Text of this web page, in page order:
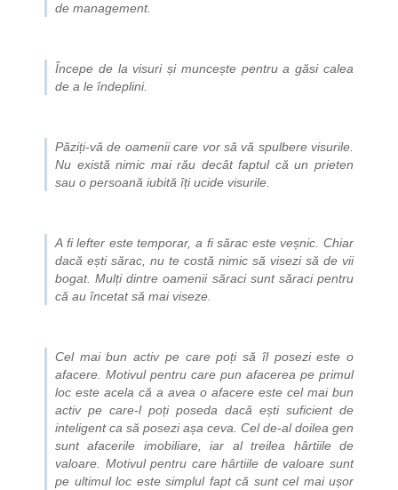
de management.
Începe de la visuri și muncește pentru a găsi calea
de a le îndeplini.
Păziți-vă de oamenii care vor să vă spulbere visurile.
Nu există nimic mai rău decât faptul că un prieten
sau o persoană iubită îți ucide visurile.
A fi lefter este temporar, a fi sărac este veșnic. Chiar
dacă ești sărac, nu te costă nimic să visezi să de vii
bogat. Mulți dintre oamenii săraci sunt săraci pentru
că au încetat să mai viseze.
Cel mai bun activ pe care poți să îl posezi este o
afacere. Motivul pentru care pun afacerea pe primul
loc este acela că a avea o afacere este cel mai bun
activ pe care-l poți poseda dacă ești suficient de
inteligent ca să posezi așa ceva. Cel de-al doilea gen
sunt afacerile imobiliare, iar al treilea hârtiile de
valoare. Motivul pentru care hârtiile de valoare sunt
pe ultimul loc este simplul fapt că sunt cel mai ușor